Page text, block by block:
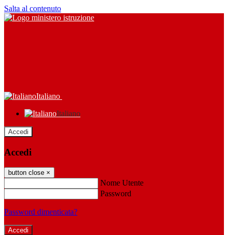
Salta al contenuto
Italiano
Italiano
Accedi
Accedi
button close ×
Nome Utente
Password
Password dimenticata?